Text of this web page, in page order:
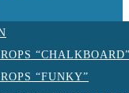
“FUNKY”